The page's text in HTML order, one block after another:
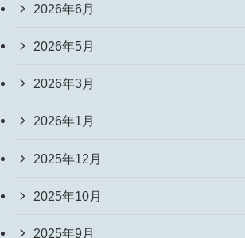
2026年6月
2026年5月
2026年3月
2026年1月
2025年12月
2025年10月
2025年9月